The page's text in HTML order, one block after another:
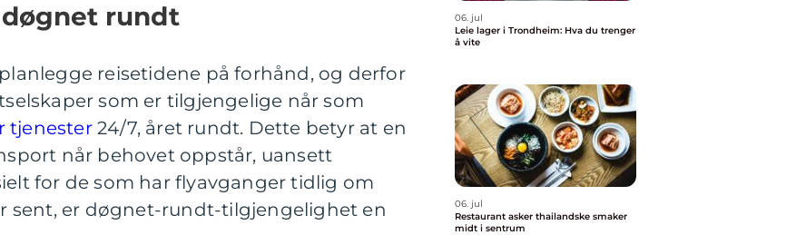
rundt
reisetidene på forhånd, og derfor
som er tilgjengelige når som
tjenester24/7, året rundt. Dette betyr at en
når behovet oppstår, uansett
for de som har flyavganger tidlig om
sent, er døgnet-rundt-tilgjengelighet en
06. jul
Leie lager i Trondheim: Hva du trenger
å vite
06. jul
Restaurant asker thailandske smaker
midt i sentrum